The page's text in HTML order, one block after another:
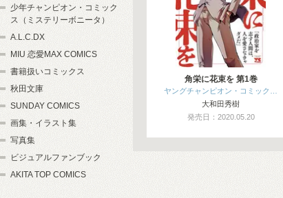
角栄に花束を 第1巻
ヤングチャンピオン・コミック…
大和田秀樹
発売日：2020.05.20
少年チャンピオン・コミック
ス（ミステリーボニータ）
A.L.C.DX
MIU 恋愛MAX COMICS
書籍扱いコミックス
秋田文庫
SUNDAY COMICS
画集・イラスト集
写真集
ビジュアルファンブック
AKITA TOP COMICS